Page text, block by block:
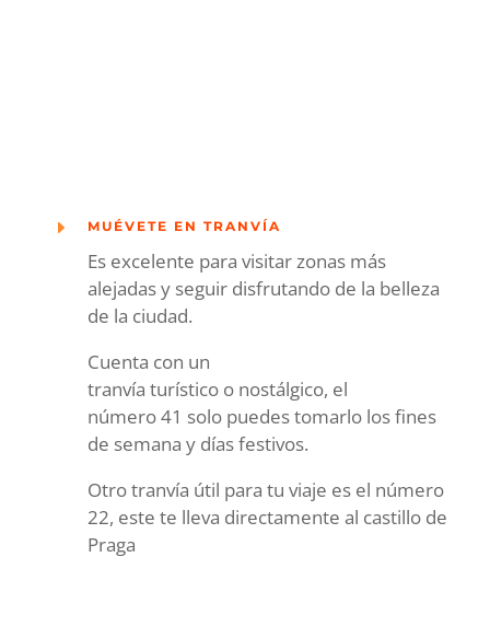
E MUÉVETE EN TRANVÍA
Es excelente para visitar zonas más
alejadasy seguir disfrutando de la belleza
de la ciudad.
Cuenta con un
tranvía turísticoo nostálgico, el
número41 solo puedes tomarlo los fines
de semana y días festivos.
Otro tranvía útil para tu viaje es el número
22, este te lleva directamente al castillo de
Praga